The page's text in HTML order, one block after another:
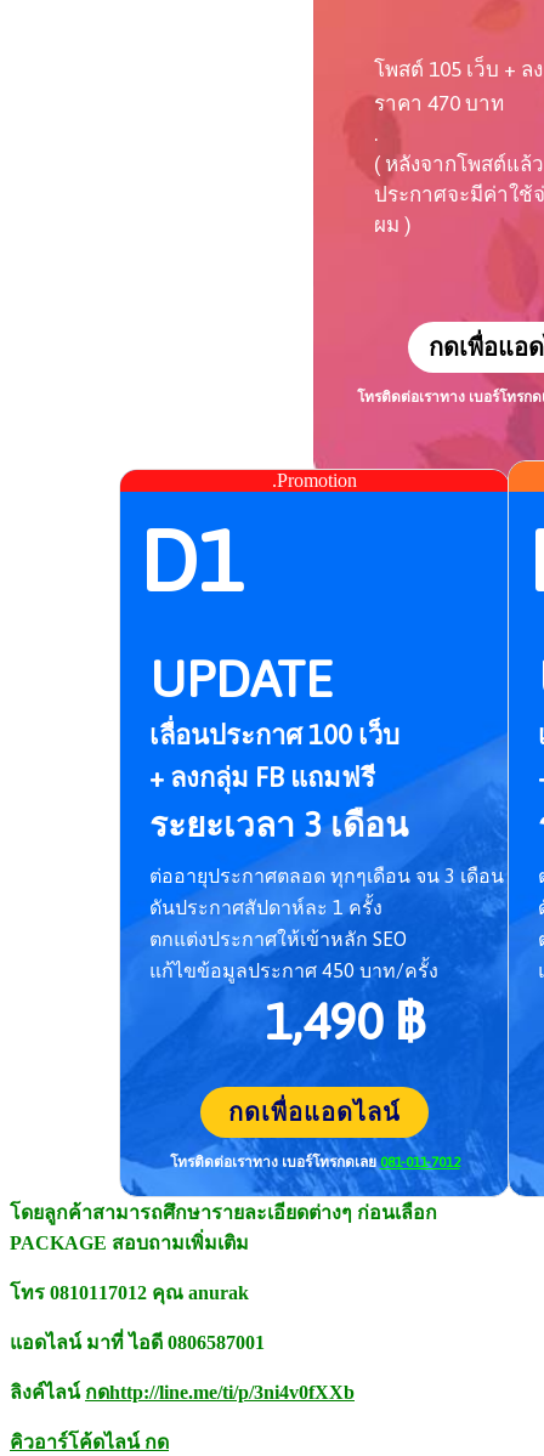
โพสต์ 105 เว็บ + ล
ราคา 470 บาท
.
( หลังจากโพสต์แล้
ประกาศจะมีค่าใช้
ผม )
กดเพื่อแอ
โทรติดต่อเราทาง เบอร์โทรกด
.Promotion
D1
UPDATE
เลื่อนประกาศ 100 เว็บ
+ ลงกลุ่ม FB แถมฟรี
ระยะเวลา 3 เดือน
ต่ออายุประกาศตลอด ทุกๆเดือน จน 3 เดือน
ดันประกาศสัปดาห์ละ 1 ครั้ง
ตกแต่งประกาศให้เข้าหลัก SEO
แก้ไขข้อมูลประกาศ 450 บาท/ครั้ง
1,490 ฿
กดเพื่อแอดไลน์
โทรติดต่อเราทาง เบอร์โทรกดเลย 081-011-7012
โดยลูกค้าสามารถศึกษารายละเอียดต่างๆ ก่อนเลือก
PACKAGE สอบถามเพิ่มเติม
โทร 0810117012 คุณ anurak
แอดไลน์ มาที่ ไอดี 0806587001
ลิงค์ไลน์ กดhttp://line.me/ti/p/3ni4v0fXXb
คิวอาร์โค้ดไลน์ กด